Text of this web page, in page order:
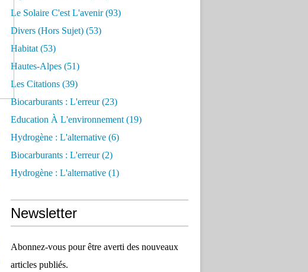
Le Solaire C'est L'avenir(93)
Divers (hors Sujet) (53)
Habitat (53)
Hautes-Alpes (51)
Les Citations (39)
Biocarburants : L'erreur(23)
Education À L'environnement (19)
Hydrogène : L'alternative (6)
Biocarburants : L'erreur(2)
Hydrogène : L'alternative (1)
Newsletter
Abonnez-vous pour être averti des nouveaux
articles publiés.